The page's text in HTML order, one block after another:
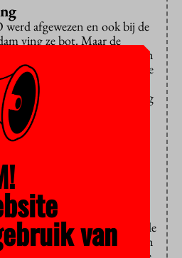
afgewezen en ook bij de
ving ze bot. Maar de
de afdeling bestuursrecht van
woensdag alsnog gelijk. De
gediscrimineerd, aldus de
in dit geval extra zorgvuldig
het “grondrecht op gelijke
was”. Dat is niet gebeurd.
en ook niet daarna, bij het
te leveren in een
was”, schrijven de
in dit geval: samen met de
nieuwe deadline die haar in
van